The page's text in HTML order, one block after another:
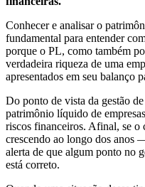
Conhecer e analisar o
fundamental para entender
porque o PL, como também
verdadeira riqueza de uma
apresentados em seu balanço
Do ponto de vista da gestão
patrimônio líquido de
riscos financeiros. Afinal, se o
crescendo ao longo dos
alerta de que algum ponto no
está correto.